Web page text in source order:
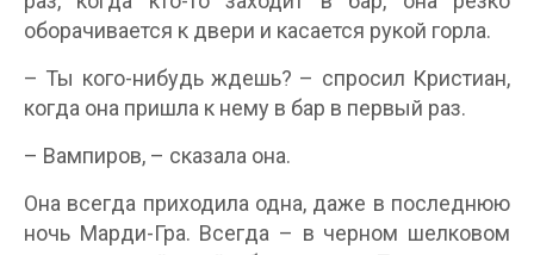
оборачивается к двери и касается рукой горла.
– Ты кого-нибудь ждешь? – спросил Кристиан,
когда она пришла к нему в бар в первый раз.
– Вампиров, – сказала она.
Она всегда приходила одна, даже в последнюю
ночь Марди-Гра. Всегда – в черном шелковом